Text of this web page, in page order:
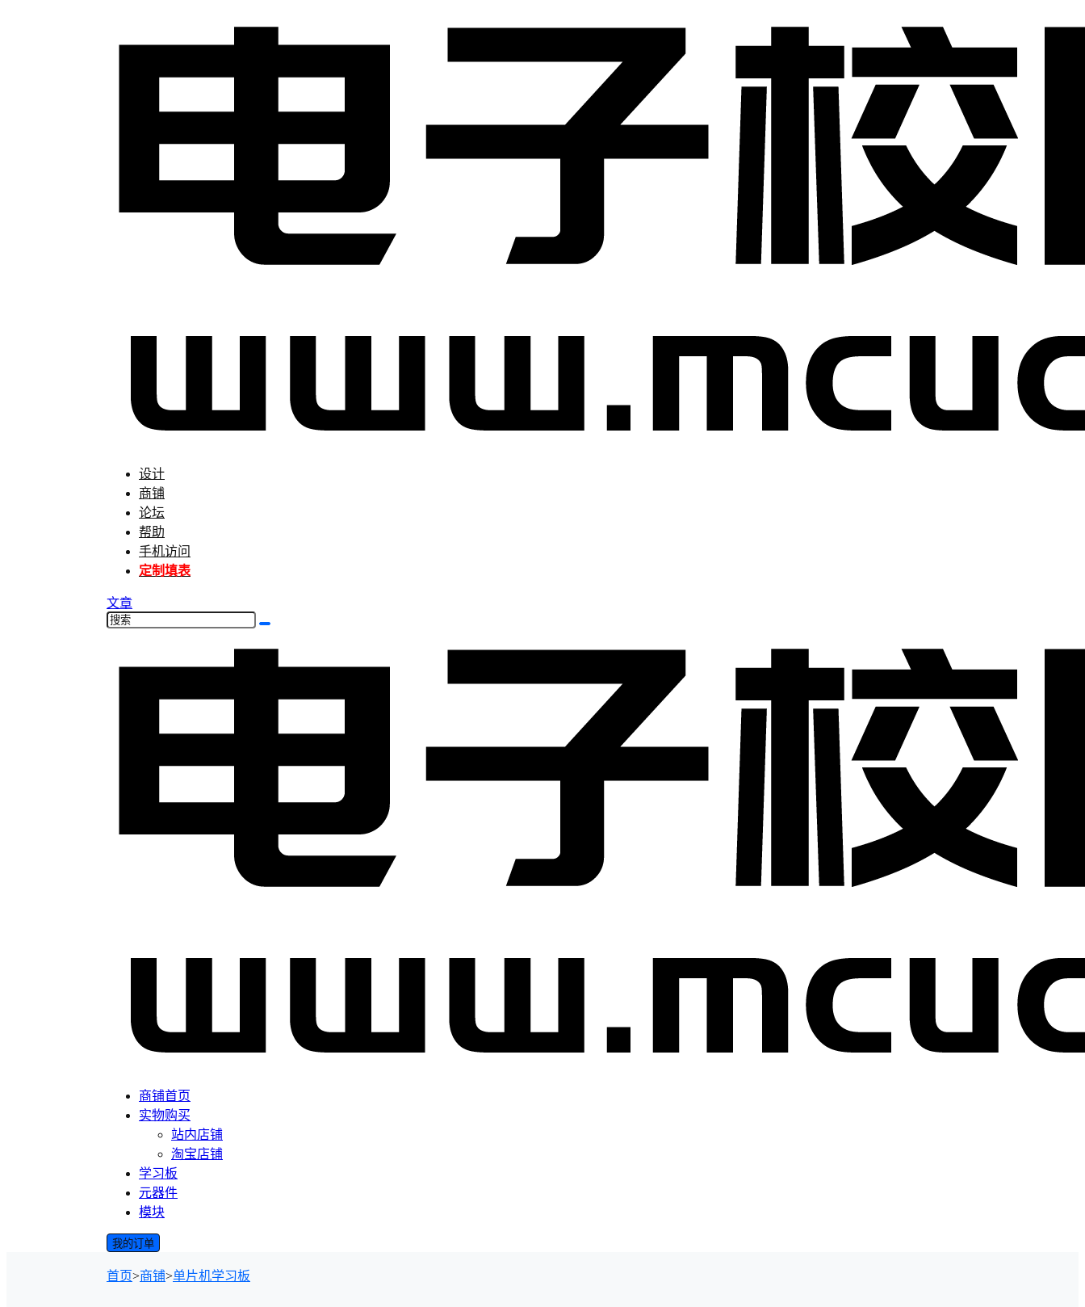
设计
商铺
论坛
帮助
手机访问
定制填表
文章
商铺首页
实物购买
站内店铺
淘宝店铺
学习板
元器件
模块
我的订单
首页>商铺>单片机学习板